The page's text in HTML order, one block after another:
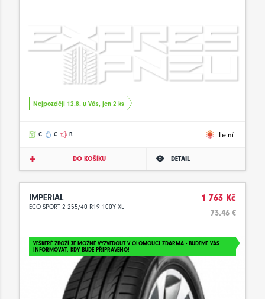
Nejpozději 12.8. u Vás, jen 2 ks
C C B Letní
DO KOŠÍKU DETAIL
IMPERIAL
ECO SPORT 2 255/40 R19 100Y XL
1 763 Kč
73.46 €
VEŠKERÉ ZBOŽÍ JE MOŽNÉ VYZVEDOUT V OLOMOUCI ZDARMA - BUDEME VÁS
INFORMOVAT, KDY BUDE PŘIPRAVENO!